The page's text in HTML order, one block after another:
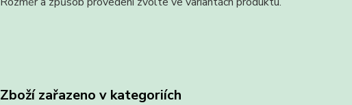
Zboží zařazeno v kategoriích